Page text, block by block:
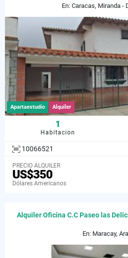
En: Caracas, Miranda -
Apartaestudio Alquiler
1
Habitacion
10066521
PRECIO ALQUILER
US$350
Dólares Americanos
Alquiler Oficina C.C Paseo las
En: Maracay,